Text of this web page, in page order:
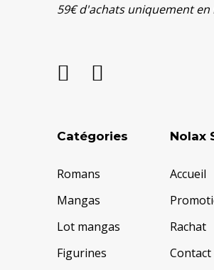
59€ d'achats uniquement en
Catégories
Romans
Mangas
Lot mangas
Figurines
Nolax
Accueil
Rachat
Contact